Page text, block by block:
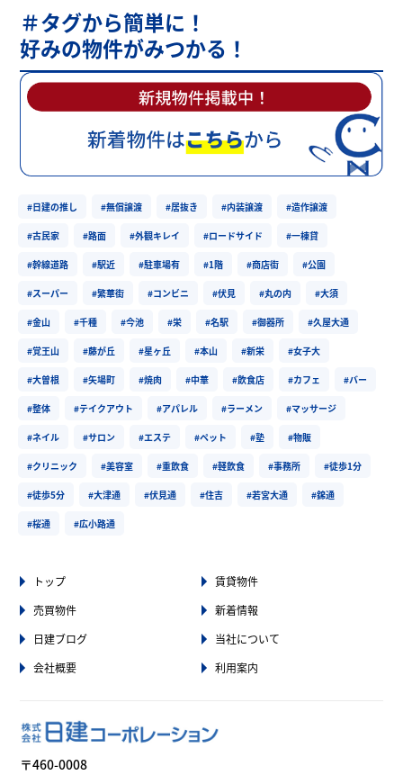
＃タグから簡単に！
好みの物件がみつかる！
#日建の推し #無償譲渡 #居抜き #内装譲渡 #造作譲渡
#古民家 #路面 #外観キレイ #ロードサイド #一棟貸
#幹線道路 #駅近 #駐車場有 #1階 #商店街 #公園
#スーパー #繁華街 #コンビニ #伏見 #丸の内 #大須
#金山 #千種 #今池 #栄 #名駅 #御器所 #久屋大通
#覚王山 #藤が丘 #星ヶ丘 #本山 #新栄 #女子大
#大曽根 #矢場町 #焼肉 #中華 #飲食店 #カフェ #バー
#整体 #テイクアウト #アパレル #ラーメン #マッサージ
#ネイル #サロン #エステ #ペット #塾 #物販
#クリニック #美容室 #重飲食 #軽飲食 #事務所 #徒歩1分
#徒歩5分 #大津通 #伏見通 #住吉 #若宮大通 #錦通
#桜通 #広小路通
トップ
賃貸物件
売買物件
新着情報
日建ブログ
当社について
会社概要
利用案内
〒460-0008